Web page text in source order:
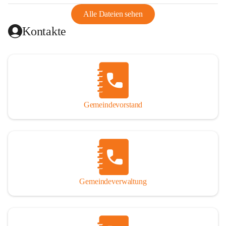
Aus diesem Grund war die Bevölkerung dazu gezwungen,
Schmuggel zu betreiben. Es kam oft zu nächtlichen
Überfällen und Schießereien. Erst mit dem Anschluss des
wirtschaftlich ging es bergauf. Dieser Aufschwung endete
1926. Es folgten Arbeitslosigkeit, Preissteigerung und
Unanbringlichkeit von Produkten. Daher wurde der
Anschluss an das Deutsche Reich begrüßt. Als der Zweite
Weltkrieg ausbrach, schwang die Stimmung um. Es starben
26 Männer an der Front, weitere 16 werden vermisst.
Von 1971 bis 1991 gehörte Wörterberg zur Gemeinde
Ollersdorf. Durch den Einsatz von mehreren Ortsansässigen
wurde Wörterberg 1991 wieder eine eigenständige
Die Gemeinde liegt im Südburgenland im Nordwesten des
Alle Dateien sehen
Kontakte
Gemeindevorstand
Gemeindeverwaltung